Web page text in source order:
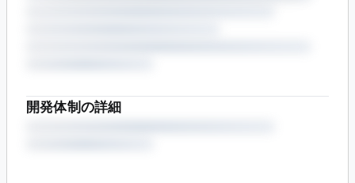
開発体制の詳細